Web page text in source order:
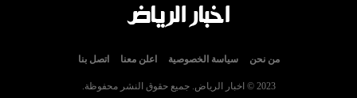
من نحن سياسة الخصوصية اعلن معنا اتصل بنا
2023 © اخبار الرياض. جميع حقوق النشر محفوظة.